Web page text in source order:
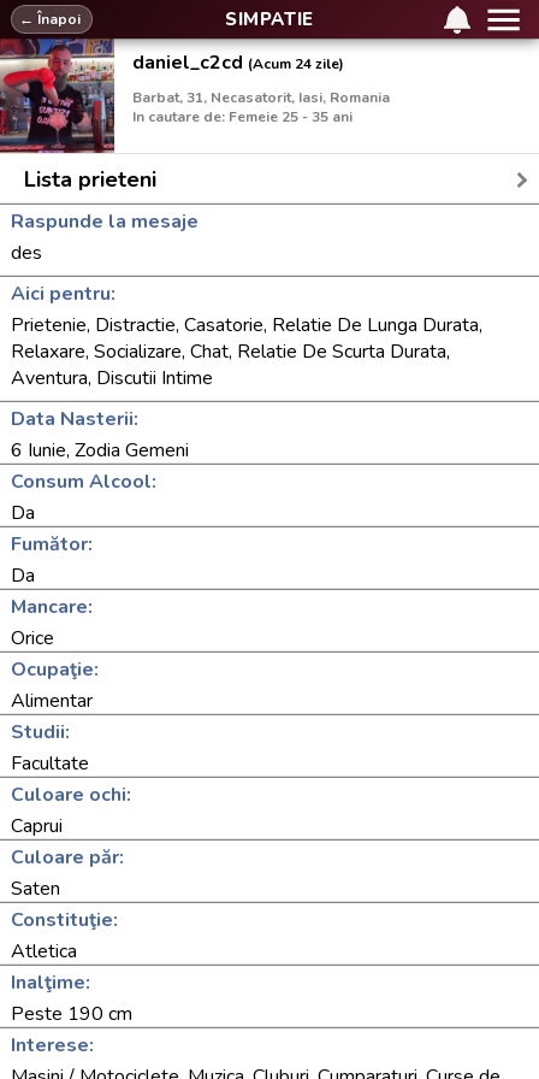
SIMPATIE
← Înapoi
daniel_c2cd (Acum 24 zile)
Barbat, 31, Necasatorit, Iasi, Romania
In cautare de: Femeie 25 - 35 ani
Lista prieteni
Raspunde la mesaje
des
Aici pentru:
Prietenie, Distractie, Casatorie, Relatie De Lunga Durata,
Relaxare, Socializare, Chat, Relatie De Scurta Durata,
Aventura, Discutii Intime
Data Nasterii:
6 Iunie, Zodia Gemeni
Consum Alcool:
Da
Fumător:
Da
Mancare:
Orice
Ocupaţie:
Alimentar
Studii:
Facultate
Culoare ochi:
Caprui
Culoare păr:
Saten
Constituţie:
Atletica
Inalţime:
Peste 190 cm
Interese: